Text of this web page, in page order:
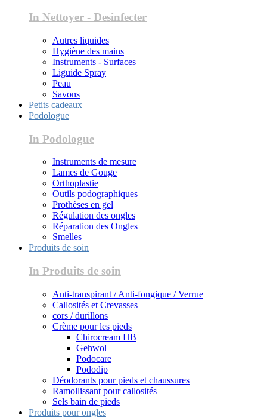
In Nettoyer - Desinfecter
Autres liquides
Hygiène des mains
Instruments - Surfaces
Liguide Spray
Peau
Savons
Petits cadeaux
Podologue
In Podologue
Instruments de mesure
Lames de Gouge
Orthoplastie
Outils podographiques
Prothèses en gel
Régulation des ongles
Réparation des Ongles
Smelles
Produits de soin
In Produits de soin
Anti-transpirant / Anti-fongique / Verrue
Callosités et Crevasses
cors / durillons
Crème pour les pieds
Chirocream HB
Gehwol
Podocare
Pododip
Déodorants pour pieds et chaussures
Ramollissant pour callosités
Sels bain de pieds
Produits pour ongles